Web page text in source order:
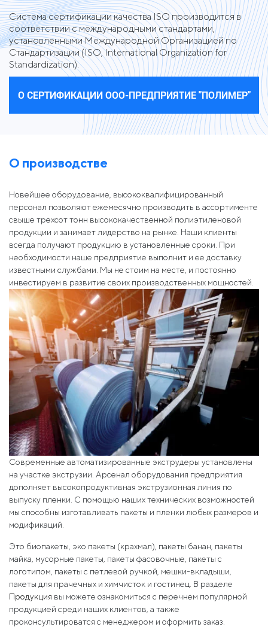
Система сертификации качества ISO производится в
соответствии с международными стандартами,
установленными Международной Организацией по
Стандартизации (ISO, International Organization for
Standardization).
О СЕРТИФИКАЦИИ ООО-ПРЕДПРИЯТИЕ "ПОЛИМЕР"
О производстве
Новейшее оборудование, высококвалифицированный
персонал позволяют ежемесячно производить в ассортименте
свыше трехсот тонн высококачественной полиэтиленовой
продукции и занимает лидерство на рынке. Наши клиенты
всегда получают продукцию в установленные сроки. При
необходимости наше предприятие выполнит и ее доставку
известными службами. Мы не стоим на месте, и постоянно
инвестируем в развитие своих производственных мощностей.
Современные автоматизированные экструдеры установлены
на участке экструзии. Арсенал оборудования предприятия
дополняет высокопродуктивная экструзионная линия по
выпуску пленки. С помощью наших технических возможностей
мы способны изготавливать пакеты и пленки любых размеров и
модификаций.
Это биопакеты, эко пакеты (крахмал), пакеты банан, пакеты
майка, мусорные пакеты, пакеты фасовочные, пакеты с
логотипом, пакеты с петлевой ручкой, мешки-вкладыши,
пакеты для прачечных и химчисток и гостинец. В разделе
Продукция вы можете ознакомиться с перечнем популярной
продукцией среди наших клиентов, а также
проконсультироватся с менеджером и оформить заказ.